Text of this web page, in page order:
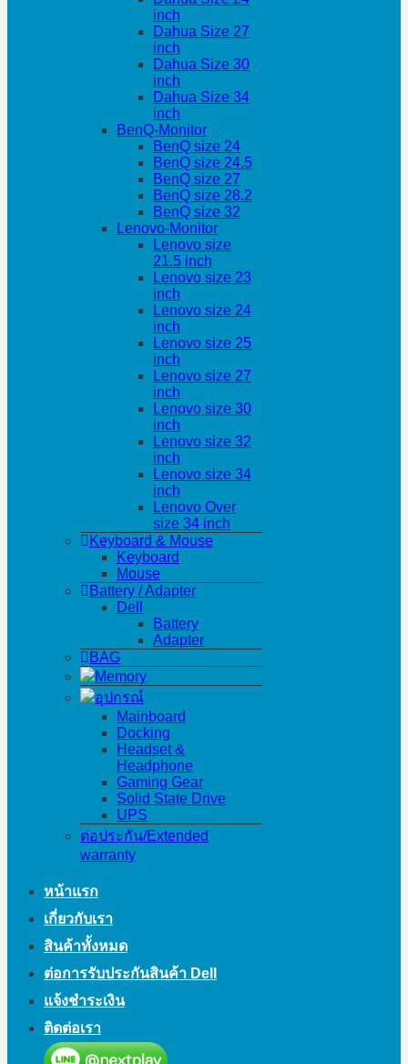
inch
Dahua Size 27
inch
Dahua Size 30
inch
Dahua Size 34
inch
BenQ-Monitor
BenQ size 24
BenQ size 24.5
BenQ size 27
BenQ size 28.2
BenQ size 32
Lenovo-Monitor
Lenovo size
21.5 inch
Lenovo size 23
inch
Lenovo size 24
inch
Lenovo size 25
inch
Lenovo size 27
inch
Lenovo size 30
inch
Lenovo size 32
inch
Lenovo size 34
inch
Lenovo Over
size 34 inch
Keyboard & Mouse
Keyboard
Mouse
Battery / Adapter
Dell
Battery
Adapter
BAG
Memory
อุปกรณ์
Mainboard
Docking
Headset &
Headphone
Gaming Gear
Solid State Drive
UPS
ต่อประกัน/Extended
warranty
หน้าแรก
เกี่ยวกับเรา
สินค้าทั้งหมด
ต่อการรับประกันสินค้า Dell
แจ้งชำระเงิน
ติดต่อเรา